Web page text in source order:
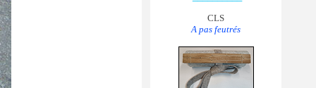
CLS
A pas feutrés